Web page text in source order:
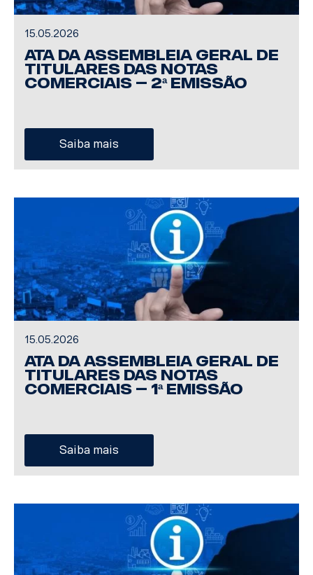
15.05.2026
ATA DA ASSEMBLEIA GERAL DE
TITULARES DAS NOTAS
COMERCIAIS – 2ª EMISSÃO
Saiba mais
15.05.2026
ATA DA ASSEMBLEIA GERAL DE
TITULARES DAS NOTAS
COMERCIAIS – 1ª EMISSÃO
Saiba mais